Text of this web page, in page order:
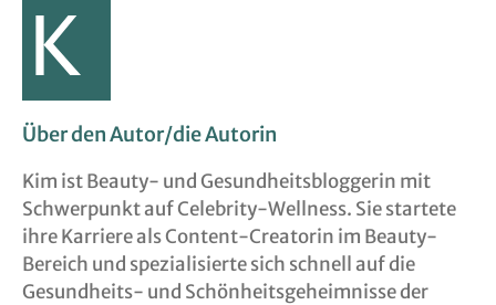
Über den Autor/die Autorin
Kim ist Beauty- und Gesundheitsbloggerin mit
Schwerpunkt auf Celebrity-Wellness. Sie startete
ihre Karriere als Content-Creatorin im Beauty-
Bereich und spezialisierte sich schnell auf die
Gesundheits- und Schönheitsgeheimnisse der